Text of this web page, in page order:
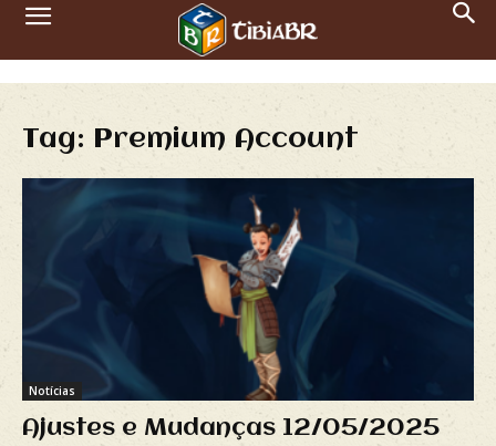
Tag: Premium Account
Notícias
Ajustes e Mudanças 12/05/2025